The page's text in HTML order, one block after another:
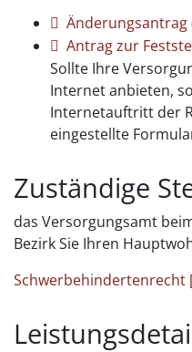
Änderungsantrag
Antrag zur
Sollte Ihre
Internet anbieten,
Internetauftritt der
eingestellte
Zuständige
das Versorgungsamt
Bezirk Sie Ihren
Schwerbehindertenrecht